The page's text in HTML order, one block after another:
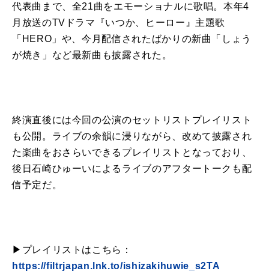
代表曲まで、全21曲をエモーショナルに歌唱。本年4
月放送のTVドラマ『いつか、ヒーロー』主題歌
「HERO」や、今月配信されたばかりの新曲「しょう
が焼き」など最新曲も披露された。
終演直後には今回の公演のセットリストプレイリスト
も公開。ライブの余韻に浸りながら、改めて披露され
た楽曲をおさらいできるプレイリストとなっており、
後日石崎ひゅーいによるライブのアフタートークも配
信予定だ。
▶︎プレイリストはこちら：
https://filtrjapan.lnk.to/ishizakihuwie_s2TA